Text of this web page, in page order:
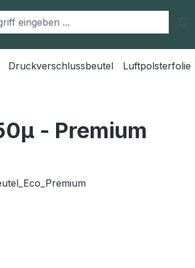
Druckverschlussbeutel Luftpolsterfolie
- Premium